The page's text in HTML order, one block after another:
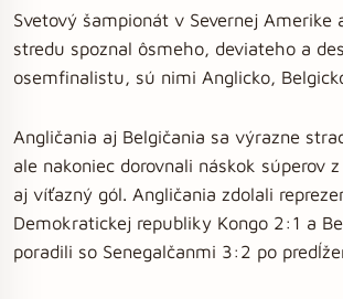
Svetový šampionát v Severnej Amerike
stredu spoznal ôsmeho, deviateho a
osemfinalistu, sú nimi Anglicko,
Angličania aj Belgičania sa výrazne
ale nakoniec dorovnali náskok súperov
aj víťazný gól. Angličania zdolali
Demokratickej republiky Kongo 2:1 a
poradili so Senegalčanmi 3:2 po